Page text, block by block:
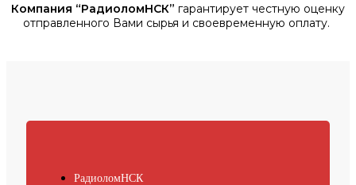
Компания “РадиоломНСК” гарантирует честную оценку
отправленного Вами сырья и своевременную оплату.
РадиоломНСК